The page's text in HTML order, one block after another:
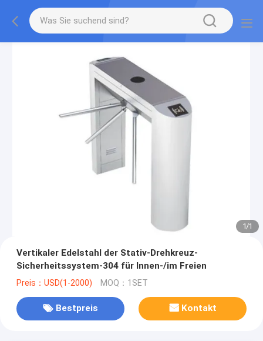
1/1
Vertikaler Edelstahl der Stativ-Drehkreuz-
Sicherheitssystem-304 für Innen-/im Freien
Preis：USD(1-2000) MOQ：1SET
Bestpreis Kontakt